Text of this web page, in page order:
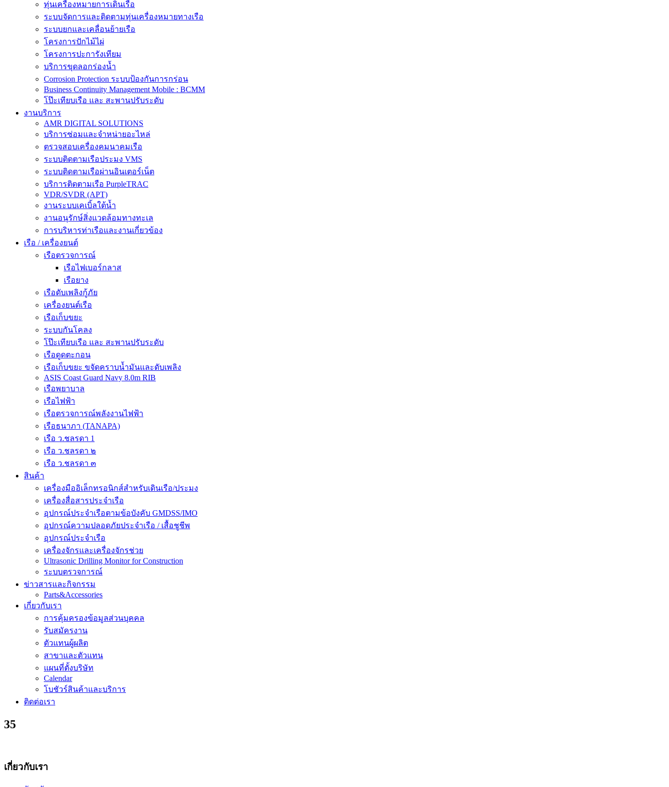
ทุ่นเครื่องหมายการเดินเรือ
ระบบจัดการและติดตามทุ่นเครื่องหมายทางเรือ
ระบบยกและเคลื่อนย้ายเรือ
โครงการปักไม้ไผ่
โครงการปะการังเทียม
บริการขุดลอกร่องน้ำ
Corrosion Protection ระบบป้องกันการกร่อน
Business Continuity Management Mobile : BCMM
โป๊ะเทียบเรือ และ สะพานปรับระดับ
งานบริการ
AMR DIGITAL SOLUTIONS
บริการซ่อมและจำหน่ายอะไหล่
ตรวจสอบเครื่องคมนาคมเรือ
ระบบติดตามเรือประมง VMS
ระบบติดตามเรือผ่านอินเตอร์เน็ต
บริการติดตามเรือ PurpleTRAC
VDR/SVDR (APT)
งานระบบเคเบิ้ลใต้น้ำ
งานอนุรักษ์สิ่งแวดล้อมทางทะเล
การบริหารท่าเรือและงานเกี่ยวข้อง
เรือ / เครื่องยนต์
เรือตรวจการณ์
เรือไฟเบอร์กลาส
เรือยาง
เรือดับเพลิงกู้ภัย
เครื่องยนต์เรือ
เรือเก็บขยะ
ระบบกันโคลง
โป๊ะเทียบเรือ และ สะพานปรับระดับ
เรือดูดตะกอน
เรือเก็บขยะ ขจัดคราบน้ำมันและดับเพลิง
ASIS Coast Guard Navy 8.0m RIB
เรือพยาบาล
เรือไฟฟ้า
เรือตรวจการณ์พลังงานไฟฟ้า
เรือธนาภา (TANAPA)
เรือ ว.ชลรดา 1
เรือ ว.ชลรดา ๒
เรือ ว.ชลรดา ๓
สินค้า
เครื่องมืออิเล็กทรอนิกส์สำหรับเดินเรือ/ประมง
เครื่องสื่อสารประจำเรือ
อุปกรณ์ประจำเรือตามข้อบังคับ GMDSS/IMO
อุปกรณ์ความปลอดภัยประจำเรือ / เสื้อชูชีพ
อุปกรณ์ประจำเรือ
เครื่องจักรและเครื่องจักรช่วย
Ultrasonic Drilling Monitor for Construction
ระบบตรวจการณ์
ข่าวสารและกิจกรรม
Parts&Accessories
เกี่ยวกับเรา
การคุ้มครองข้อมูลส่วนบุคคล
รับสมัครงาน
ตัวแทนผู้ผลิต
สาขาและตัวแทน
แผนที่ตั้งบริษัท
Calendar
โบชัวร์สินค้าและบริการ
ติดต่อเรา
35
เกี่ยวกับเรา